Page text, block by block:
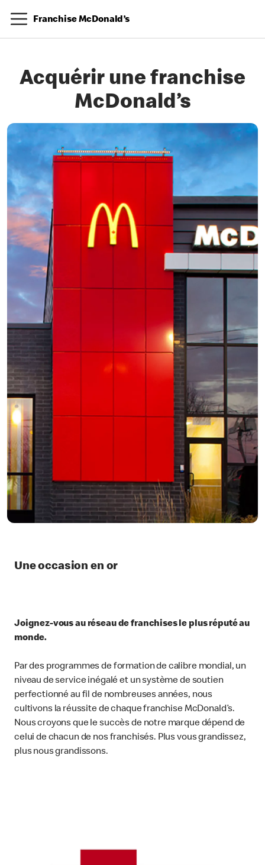
Franchise McDonald’s
Acquérir une franchise
McDonald’s
Une occasion en or
Joignez-vous au réseau de franchises le plus réputé au
monde.
Par des programmes de formation de calibre mondial, un
niveau de service inégalé et un système de soutien
perfectionné au fil de nombreuses années, nous
cultivons la réussite de chaque franchise McDonald’s.
Nous croyons que le succès de notre marque dépend de
celui de chacun de nos franchisés. Plus vous grandissez,
plus nous grandissons.